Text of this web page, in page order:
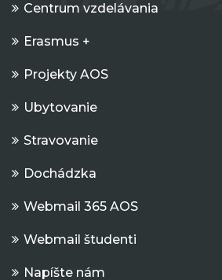
Centrum vzdelávania
Erasmus +
Projekty AOS
Ubytovanie
Stravovanie
Dochádzka
Webmail 365 AOS
Webmail študenti
Napíšte nám